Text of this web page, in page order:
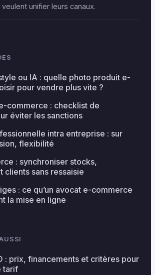
unifier leurs canaux.
ou IA : quelle photo produit e-
pour vendre plus vite ?
commerce : checklist de
éviter les sanctions
intra entreprise : sur
flexibilité
: synchroniser stocks,
clients sans ressaisie
: ce qu’un avocat e-commerce
la mise en ligne
: prix, financements et critères pour
tarif